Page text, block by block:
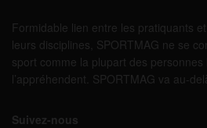
Formidable lien entre les pratiquants
leurs disciplines, SPORTMAG ne se
sport comme la plupart des personnes
l’appréhendent. SPORTMAG va au-
Suivez-nous